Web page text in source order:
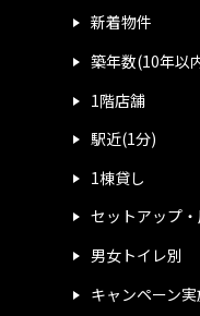
新着物件
築年数(10年以
1階店舗
駅近(1分)
1棟貸し
セットアップ
男女トイレ別
キャンペーン